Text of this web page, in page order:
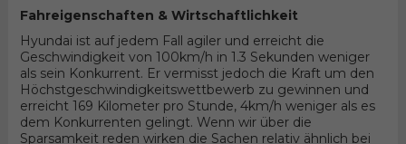
Fahreigenschaften & Wirtschaftlichkeit
Hyundai ist auf jedem Fall agiler und erreicht die
Geschwindigkeit von 100km/h in 1.3 Sekunden weniger
als sein Konkurrent. Er vermisst jedoch die Kraft um den
Höchstgeschwindigkeitswettbewerb zu gewinnen und
erreicht 169 Kilometer pro Stunde, 4km/h weniger als es
dem Konkurrenten gelingt. Wenn wir über die
Sparsamkeit reden wirken die Sachen relativ ähnlich bei